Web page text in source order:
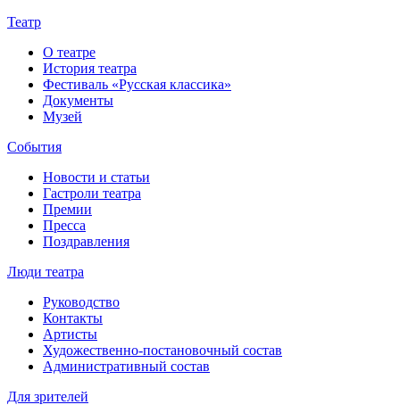
Театр
О театре
История театра
Фестиваль «Русская классика»
Документы
Музей
События
Новости и статьи
Гастроли театра
Премии
Пресса
Поздравления
Люди театра
Руководство
Контакты
Артисты
Художественно-постановочный состав
Административный состав
Для зрителей